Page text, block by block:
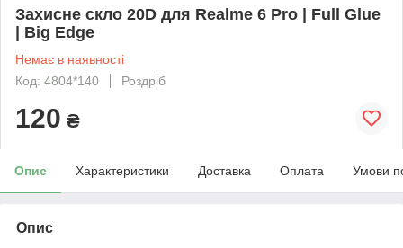
Захисне скло 20D для Realme 6 Pro | Full Glue
| Big Edge
Немає в наявності
Код: 4804*140
Роздріб
120 ₴
Опис Характеристики Доставка Оплата Умови
Опис